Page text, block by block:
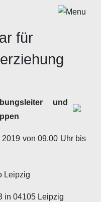
für
und
von 09.00 Uhr bis
04105 Leipzig